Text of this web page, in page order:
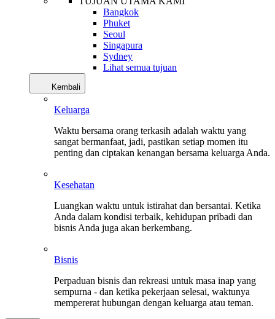
Bangkok
Phuket
Seoul
Singapura
Sydney
Lihat semua tujuan
Kembali
Keluarga
Waktu bersama orang terkasih adalah waktu yang
sangat bermanfaat, jadi, pastikan setiap momen itu
penting dan ciptakan kenangan bersama keluarga Anda.
Kesehatan
Luangkan waktu untuk istirahat dan bersantai. Ketika
Anda dalam kondisi terbaik, kehidupan pribadi dan
bisnis Anda juga akan berkembang.
Bisnis
Perpaduan bisnis dan rekreasi untuk masa inap yang
sempurna - dan ketika pekerjaan selesai, waktunya
mempererat hubungan dengan keluarga atau teman.